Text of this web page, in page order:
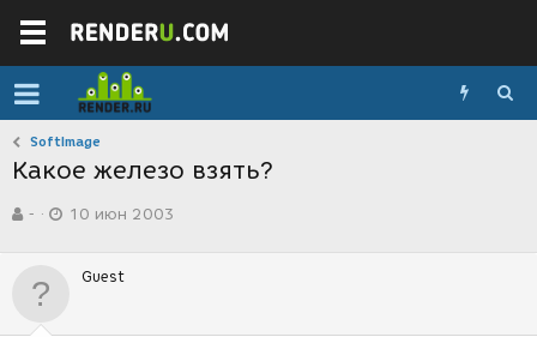
SoftImage
Какое железо взять?
в
р
-
а
10 июн 2003
Guest